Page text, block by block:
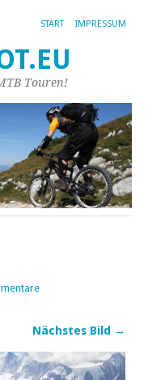
START IMPRESSUM
Touren!
Nächstes Bild →